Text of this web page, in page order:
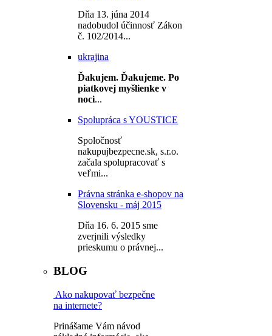
Dňa 13. júna 2014
nadobudol účinnosť Zákon
č. 102/2014...
ukrajina
Ďakujem. Ďakujeme. Po
piatkovej myšlienke v
noci...
Spolupráca s YOUSTICE
Spoločnosť
nakupujbezpecne.sk, s.r.o.
začala spolupracovať s
veľmi...
Právna stránka e-shopov na
Slovensku - máj 2015
Dňa 16. 6. 2015 sme
zverjnili výsledky
prieskumu o právnej...
BLOG
Ako nakupovať bezpečne
na internete?
Prinášame Vám návod